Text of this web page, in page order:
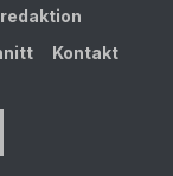
Kontakt